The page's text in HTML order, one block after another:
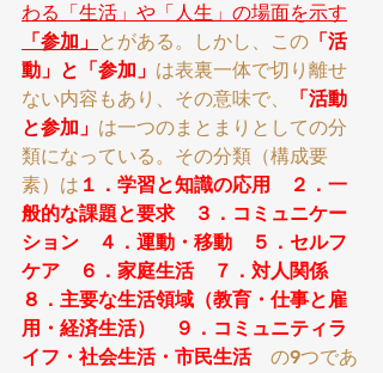
わる「生活」や「人生」の場面を示す
「参加」 とがある。しかし、この 「活
動」と「参加」 は表裏一体で切り離せ
ない内容もあり、その意味で、
「活動
と参加」 は一つのまとまりとしての分
類になっている。その分類（構成要
素）は １． 学習と知識の応用　２．一
般的な課題と要求　３．コミュニケー
ション　４．運動・移動　５．セルフ
ケア　６．家庭生活　７．対人関係
８．主要な生活領域（教育・仕事と雇
用・経済生活）　９．コミュニティラ
イフ・社会生活・市民生活 の9つであ